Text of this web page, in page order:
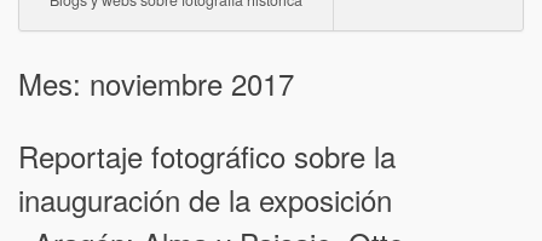
Mes: noviembre 2017
Reportaje fotográfico sobre la
inauguración de la exposición